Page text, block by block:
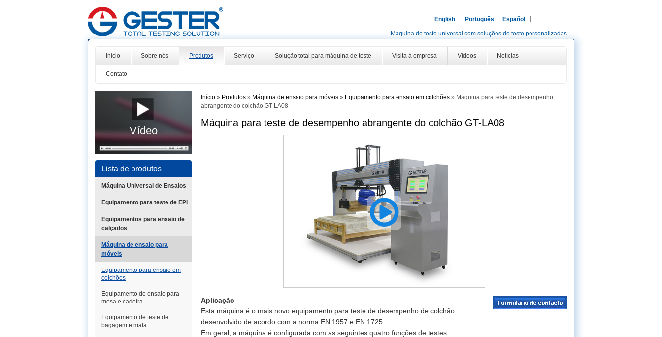
English Português Español
Máquina de teste universal com soluções de teste personalizadas
Início Sobre nós Produtos Serviço Solução total para máquina de teste Visita à empresa Vídeos Notícias
Contato
Vídeo
Lista de produtos
Máquina Universal de Ensaios
Equipamento para teste de EPI
Equipamentos para ensaio de
calçados
Máquina de ensaio para
móveis
Equipamento para ensaio em
colchões
Equipamento de ensaio para
mesa e cadeira
Equipamento de teste de
bagagem e mala
Início » Produtos » Máquina de ensaio para móveis » Equipamento para ensaio em colchões » Máquina para teste de desempenho
abrangente do colchão GT-LA08
Máquina para teste de desempenho abrangente do colchão GT-LA08
Aplicação
Esta máquina é o mais novo equipamento para teste de desempenho de colchão
desenvolvido de acordo com a norma EN 1957 e EN 1725.
Em geral, a máquina é configurada com as seguintes quatro funções de testes: